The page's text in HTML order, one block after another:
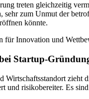
treten gleichzeitig
sehr zum Unmut der
könnte.
für Innovation und
Startup-
Wirtschaftsstandort
und risikobereiter. Es